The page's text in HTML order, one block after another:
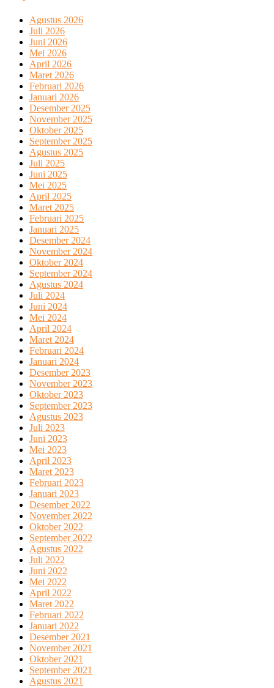
Agustus 2026
Juli 2026
Juni 2026
Mei 2026
April 2026
Maret 2026
Februari 2026
Januari 2026
Desember 2025
November 2025
Oktober 2025
September 2025
Agustus 2025
Juli 2025
Juni 2025
Mei 2025
April 2025
Maret 2025
Februari 2025
Januari 2025
Desember 2024
November 2024
Oktober 2024
September 2024
Agustus 2024
Juli 2024
Juni 2024
Mei 2024
April 2024
Maret 2024
Februari 2024
Januari 2024
Desember 2023
November 2023
Oktober 2023
September 2023
Agustus 2023
Juli 2023
Juni 2023
Mei 2023
April 2023
Maret 2023
Februari 2023
Januari 2023
Desember 2022
November 2022
Oktober 2022
September 2022
Agustus 2022
Juli 2022
Juni 2022
Mei 2022
April 2022
Maret 2022
Februari 2022
Januari 2022
Desember 2021
November 2021
Oktober 2021
September 2021
Agustus 2021